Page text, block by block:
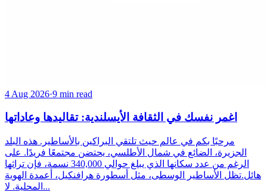
4 Aug 2026·9 min read
اغمر نفسك في الثقافة الأيسلندية: تقاليدها وعاداتها
مرحبًا بكم في عالم حيث تلتقي البراكين بالأساطير. هذه البلد
الجزيرة، الضائع في شمال الأطلسي، يحتضن مجتمعًا فريدًا. على
الرغم من عدد سكانها الذي يبلغ حوالي 340,000 نسمة، فإن تراثها
هائل.تظل الأساطير الوسطى، مثل أسطورة هرافنكيل، أعمدة الهوية
المحلية. لا...